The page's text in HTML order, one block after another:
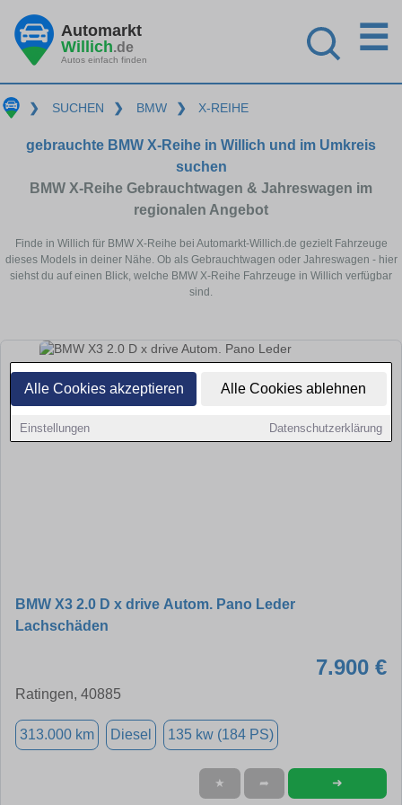
Alle Cookies akzeptieren Alle Cookies ablehnen
Einstellungen Datenschutzerklärung
Automarkt
Willich.de
Autos einfach finden
☰
❯ SUCHEN ❯ BMW ❯ X-REIHE
gebrauchte BMW X-Reihe in Willich und im Umkreis
suchen
BMW X-Reihe Gebrauchtwagen & Jahreswagen im
regionalen Angebot
Finde in Willich für BMW X-Reihe bei Automarkt-Willich.de gezielt Fahrzeuge
dieses Models in deiner Nähe. Ob als Gebrauchtwagen oder Jahreswagen - hier
siehst du auf einen Blick, welche BMW X-Reihe Fahrzeuge in Willich verfügbar
sind.
BMW X3 2.0 D x drive Autom. Pano Leder
Lachschäden
7.900 €
Ratingen, 40885
313.000 km Diesel 135 kw (184 PS)
★ ➦ ➜